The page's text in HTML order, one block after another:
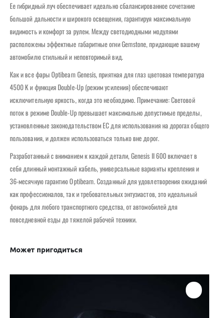
Ее гибридный луч обеспечивает идеально сбалансированное сочетание
большой дальности и широкого освещения, гарантируя максимальную
видимость и комфорт за рулем. Между светодиодными модулями
расположены эффектные габаритные огни Gemstone, придающие вашему
автомобилю стильный и неповторимый вид.
Как и все фары Optibeam Genesis, приятная для глаз цветовая температура
4500 K и функция Double-Up (режим усиления) обеспечивают
исключительную яркость, когда это необходимо. Примечание: Световой
поток в режиме Double-Up превышает максимально допустимые пределы,
установленные законодательством ЕС для использования на дорогах общего
пользования, и должен использоваться только вне дорог.
Разработанный с вниманием к каждой детали, Genesis II 600 включает в
себя длинный монтажный кабель, универсальные варианты крепления и
36-месячную гарантию Optibeam. Созданный для удовлетворения ожиданий
как профессионалов, так и требовательных энтузиастов, это идеальный
фонарь для любого транспортного средства, от автомобилей для
повседневной езды до тяжелой рабочей техники.
Может пригодиться